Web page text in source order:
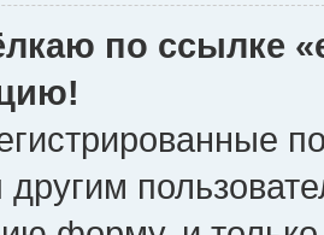
по ссылке